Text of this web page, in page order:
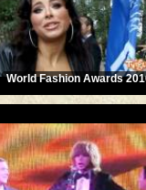
World Fashion Awards